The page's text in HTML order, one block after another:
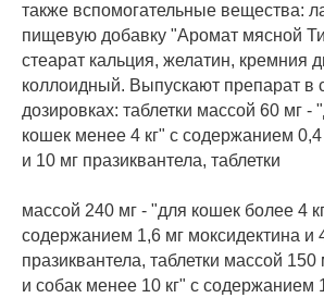
также вспомогательные вещества:
пищевую добавку "Аромат мясной
стеарат кальция, желатин, кремния
коллоидный. Выпускают препарат в
дозировках: таблетки массой 60 мг -
кошек менее 4 кг" с содержанием 0,4
и 10 мг празиквантела, таблетки
массой 240 мг - "для кошек более 4
содержанием 1,6 мг моксидектина и
празиквантела, таблетки массой
и собак менее 10 кг" с содержанием